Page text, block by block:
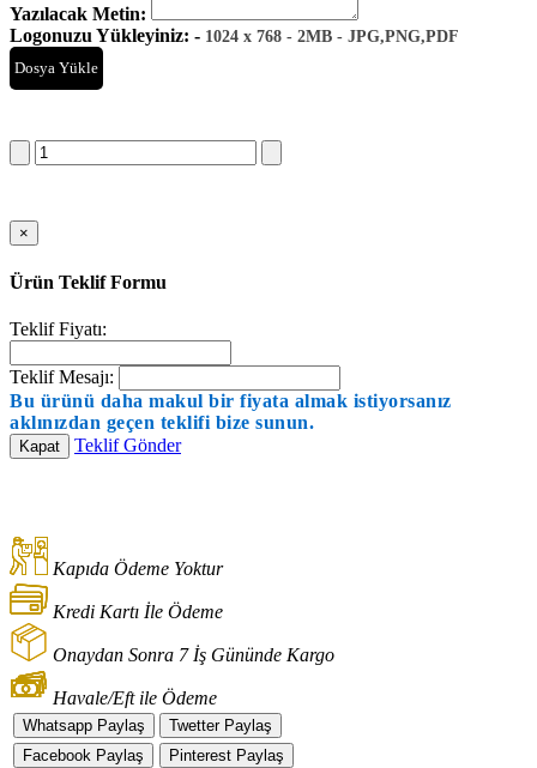
Yazılacak Metin:
Logonuzu Yükleyiniz: - 1024 x 768 - 2MB - JPG,PNG,PDF
Dosya Yükle
×
Ürün Teklif Formu
Teklif Fiyatı:
Teklif Mesajı:
Bu ürünü daha makul bir fiyata almak istiyorsanız
aklınızdan geçen teklifi bize sunun.
Kapat Teklif Gönder
Kapıda Ödeme Yoktur
Kredi Kartı İle Ödeme
Onaydan Sonra 7 İş Gününde Kargo
Havale/Eft ile Ödeme
Whatsapp Paylaş
Twetter Paylaş
Facebook Paylaş
Pinterest Paylaş